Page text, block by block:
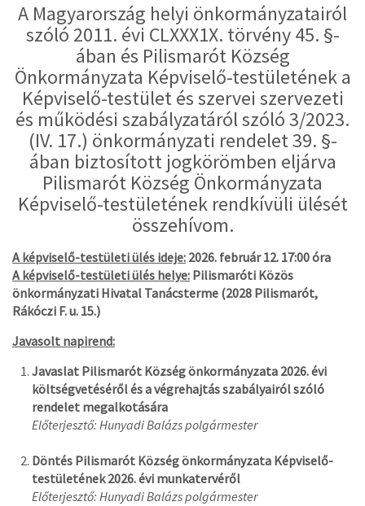
A Magyarország helyi önkormányzatairól
szóló 2011. évi CLXXX1X. törvény 45. §-
ában és Pilismarót Község
Önkormányzata Képviselő-testületének a
Képviselő-testület és szervei szervezeti
és működési szabályzatáról szóló 3/2023.
(IV. 17.) önkormányzati rendelet 39. §-
ában biztosított jogkörömben eljárva
Pilismarót Község Önkormányzata
Képviselő-testületének rendkívüli ülését
összehívom.
A képviselő-testületi ülés ideje: 2026. február 12. 17:00 óra
A képviselő-testületi ülés helye: Pilismaróti Közös
önkormányzati Hivatal Tanácsterme (2028 Pilismarót,
Rákóczi F. u. 15.)
Javasolt napirend:
Javaslat Pilismarót Község önkormányzata 2026. évi
költségvetéséről és a végrehajtás szabályairól szóló
rendelet megalkotására
Előterjesztő: Hunyadi Balázs polgármester
Döntés Pilismarót Község önkormányzata Képviselő-
testületének 2026. évi munkatervéről
Előterjesztő: Hunyadi Balázs polgármester